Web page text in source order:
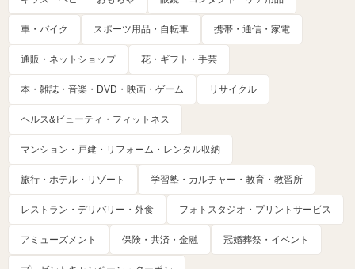
車・バイク スポーツ用品・自転車 携帯・通信・家電
通販・ネットショップ 花・ギフト・手芸
本・雑誌・音楽・DVD・映画・ゲーム リサイクル
ヘルス&ビューティ・フィットネス
マンション・戸建・リフォーム・レンタル収納
旅行・ホテル・リゾート 学習塾・カルチャー・教育・教習所
レストラン・デリバリー・外食 フォトスタジオ・プリントサービス
アミューズメント 保険・共済・金融 冠婚葬祭・イベント